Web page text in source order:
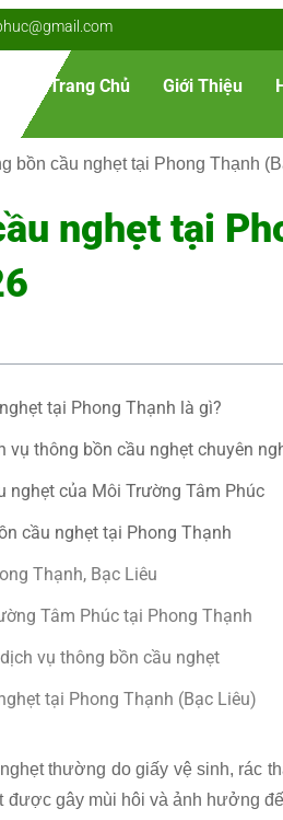
Trang Chủ Giới Thiệu
bồn cầu nghẹt tại Phong Thạnh
nghẹt tại
tại Phong Thạnh là gì?
vụ thông bồn cầu nghẹt chuyên
nghẹt của Môi Trường Tâm Phúc
cầu nghẹt tại Phong Thạnh
Thạnh, Bạc Liêu
Tâm Phúc tại Phong Thạnh
vụ thông bồn cầu nghẹt
tại Phong Thạnh (Bạc Liêu)
thường do giấy vệ sinh, rác
được gây mùi hôi và ảnh hưởng